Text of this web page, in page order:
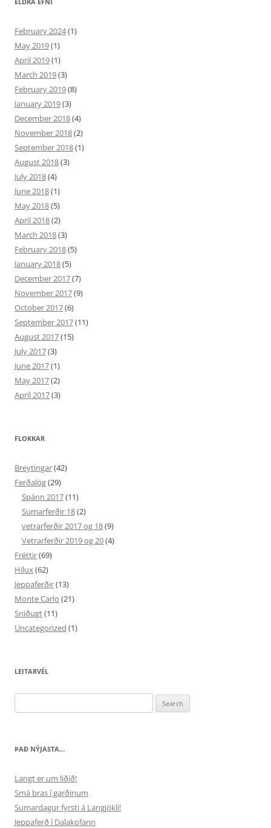
February 2024(1)
May 2019(1)
April 2019(1)
March 2019(3)
February 2019(8)
January 2019(3)
December 2018(4)
November 2018(2)
September 2018(1)
August 2018(3)
July 2018(4)
June 2018(1)
May 2018(5)
April 2018(2)
March 2018(3)
February 2018(5)
January 2018(5)
December 2017(7)
November 2017(9)
October 2017(6)
September 2017(11)
August 2017(15)
July 2017(3)
June 2017(1)
May 2017(2)
April 2017(3)
FLOKKAR
Breytingar(42)
Ferðalög(29)
Spánn 2017(11)
Sumarferðir 18(2)
vetrarferðir 2017 og 18(9)
Vetrarferðir 2019 og 20(4)
Fréttir(69)
Hilux(62)
Jeppaferðir(13)
Monte Carlo (21)
Sniðugt(11)
Uncategorized (1)
LEITARVÉL
for:
ÞAÐ NÝJASTA…
Langt er um liðið!
Smá bras í garðinum
Sumardagur fyrsti á Langjökli!
Jeppaferð í Dalakofann